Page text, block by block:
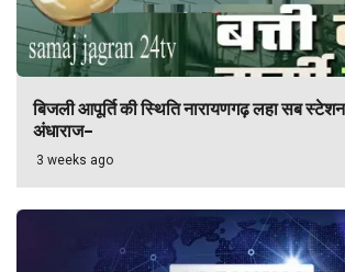
बिजली आपूर्ति की स्थिति नारायणगढ़ लहा सब
अंधाराज–
3 weeks ago